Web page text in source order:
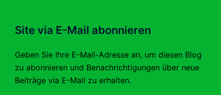
Site via E-Mail abonnieren
Geben Sie Ihre E-Mail-Adresse an, um diesen Blog
zu abonnieren und Benachrichtigungen über neue
Beiträge via E-Mail zu erhalten.